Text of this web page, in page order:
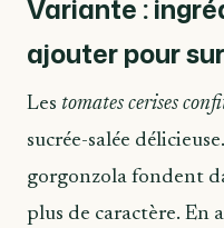
Variante :
ajouter pour
Les tomates cerises
sucrée-salée
gorgonzola fondent
plus de caractère. En